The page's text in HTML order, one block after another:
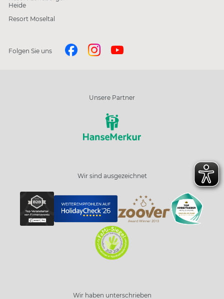
Heide
Resort Moseltal
Folgen Sie uns
Unsere Partner
Wir sind ausgezeichnet
Wir haben unterschrieben